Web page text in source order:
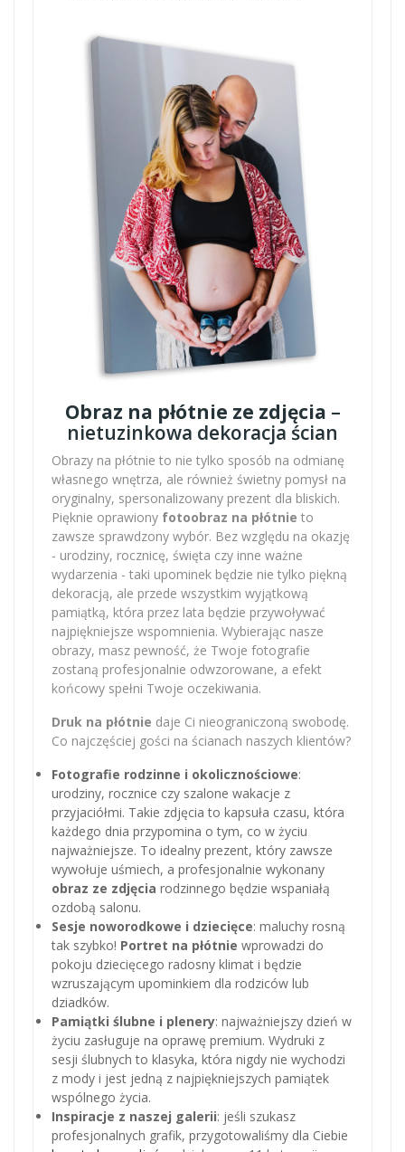
Obraz na płótnie ze zdjęcia –
nietuzinkowa dekoracja ścian
Obrazy na płótnie to nie tylko sposób na odmianę
własnego wnętrza, ale również świetny pomysł na
oryginalny, spersonalizowany prezent dla bliskich.
Pięknie oprawiony fotoobraz na płótnie to
zawsze sprawdzony wybór. Bez względu na okazję
- urodziny, rocznicę, święta czy inne ważne
wydarzenia - taki upominek będzie nie tylko piękną
dekoracją, ale przede wszystkim wyjątkową
pamiątką, która przez lata będzie przywoływać
najpiękniejsze wspomnienia. Wybierając nasze
obrazy, masz pewność, że Twoje fotografie
zostaną profesjonalnie odwzorowane, a efekt
końcowy spełni Twoje oczekiwania.
Druk na płótnie daje Ci nieograniczoną swobodę.
Co najczęściej gości na ścianach naszych klientów?
Fotografie rodzinne i okolicznościowe:
urodziny, rocznice czy szalone wakacje z
przyjaciółmi. Takie zdjęcia to kapsuła czasu, która
każdego dnia przypomina o tym, co w życiu
najważniejsze. To idealny prezent, który zawsze
wywołuje uśmiech, a profesjonalnie wykonany
obraz ze zdjęcia rodzinnego będzie wspaniałą
ozdobą salonu.
Sesje noworodkowe i dziecięce: maluchy rosną
tak szybko! Portret na płótnie wprowadzi do
pokoju dziecięcego radosny klimat i będzie
wzruszającym upominkiem dla rodziców lub
dziadków.
Pamiątki ślubne i plenery: najważniejszy dzień w
życiu zasługuje na oprawę premium. Wydruki z
sesji ślubnych to klasyka, która nigdy nie wychodzi
z mody i jest jedną z najpiękniejszych pamiątek
wspólnego życia.
Inspiracje z naszej galerii: jeśli szukasz
profesjonalnych grafik, przygotowaliśmy dla Ciebie